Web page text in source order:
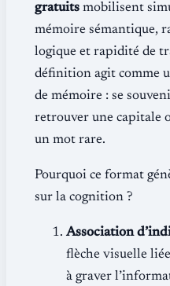
gratuits mobilisent
mémoire sémantique,
logique et rapidité de
définition agit comme
de mémoire : se
retrouver une capitale
un mot rare.
Pourquoi ce format
sur la cognition ?
Association
flèche visuelle
à graver